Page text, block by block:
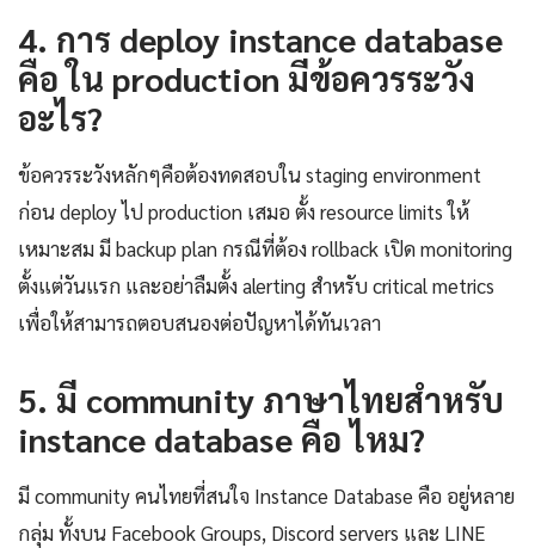
4. การ deploy instance database
คือ ใน production มีข้อควรระวัง
อะไร?
ข้อควรระวังหลักๆคือต้องทดสอบใน staging environment
ก่อน deploy ไป production เสมอ ตั้ง resource limits ให้
เหมาะสม มี backup plan กรณีที่ต้อง rollback เปิด monitoring
ตั้งแต่วันแรก และอย่าลืมตั้ง alerting สำหรับ critical metrics
เพื่อให้สามารถตอบสนองต่อปัญหาได้ทันเวลา
5. มี community ภาษาไทยสำหรับ
instance database คือ ไหม?
มี community คนไทยที่สนใจ Instance Database คือ อยู่หลาย
กลุ่ม ทั้งบน Facebook Groups, Discord servers และ LINE